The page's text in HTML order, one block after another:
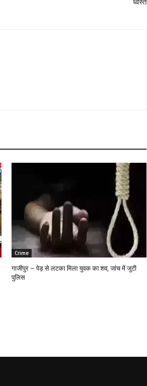
ध्वस्त
Crime
गाजीपुर – पेड़ से लटका मिला युवक का शव, जांच में जुटी
पुलिस